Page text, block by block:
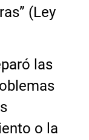
(Ley
las
o la